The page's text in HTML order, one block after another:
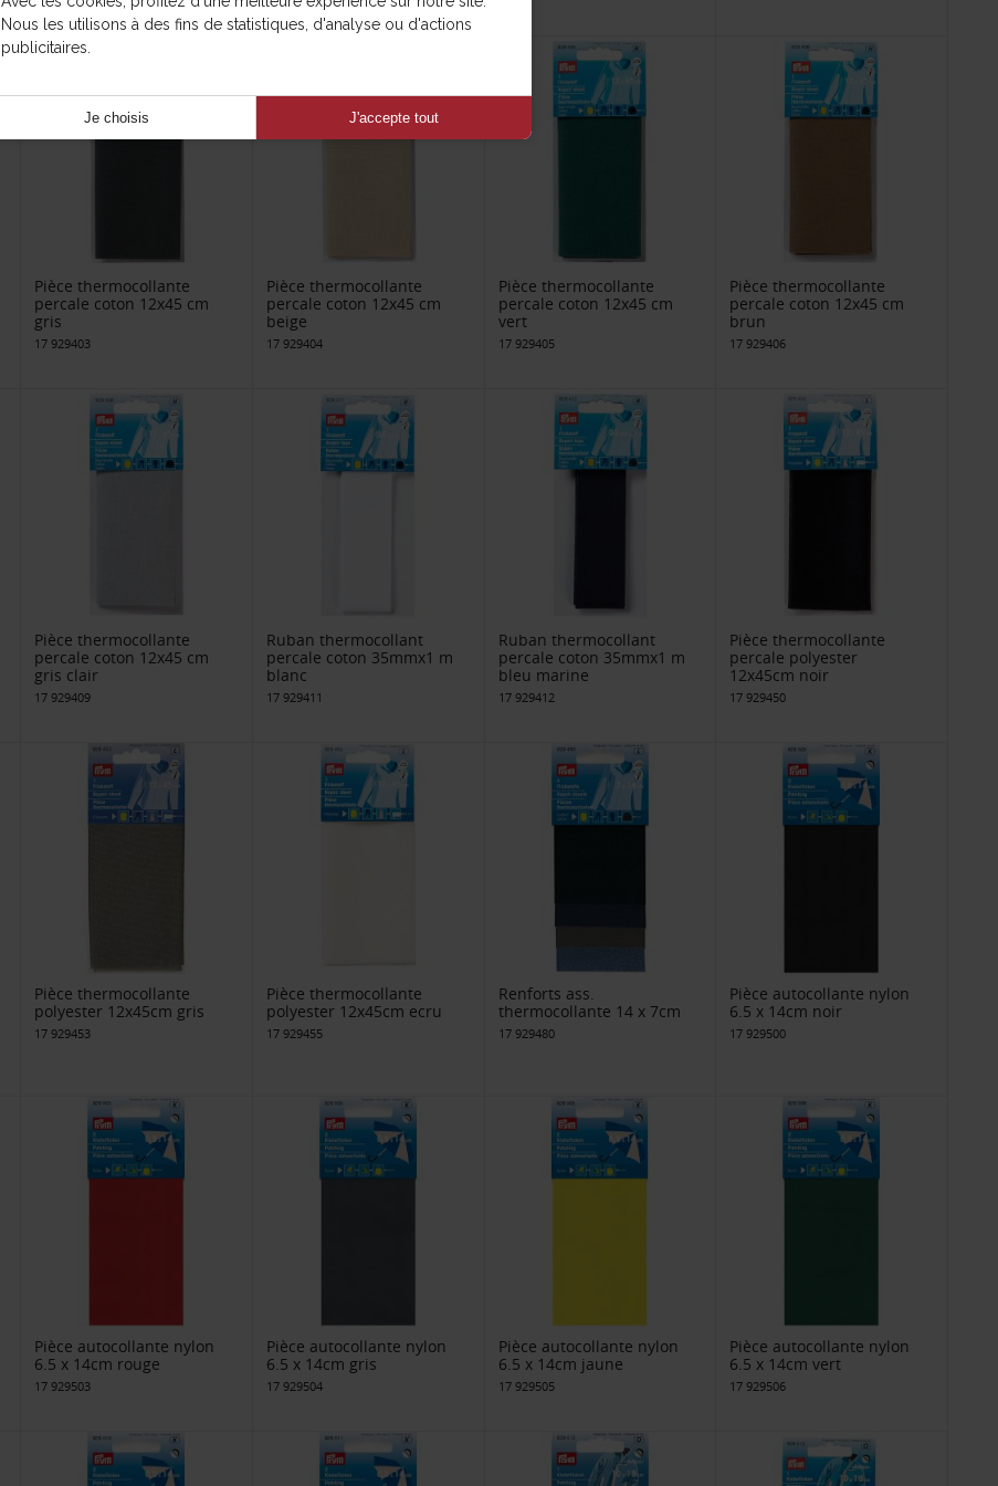
Pièce thermocollante
percale coton 12x45 cm
gris
17 929403
Pièce thermocollante
percale coton 12x45 cm
beige
17 929404
Pièce thermocollante
percale coton 12x45 cm
vert
17 929405
Pièce thermocollante
percale coton 12x45 cm
brun
17 929406
Pièce thermocollante
percale coton 12x45 cm
gris clair
17 929409
Ruban thermocollant
percale coton 35mmx1 m
blanc
17 929411
Ruban thermocollant
percale coton 35mmx1 m
bleu marine
17 929412
Pièce thermocollante
percale polyester
12x45cm noir
17 929450
Pièce thermocollante
polyester 12x45cm gris
17 929453
Pièce thermocollante
polyester 12x45cm ecru
17 929455
Renforts ass.
thermocollante 14 x 7cm
17 929480
Pièce autocollante nylon
6.5 x 14cm noir
17 929500
Pièce autocollante nylon
6.5 x 14cm rouge
17 929503
Pièce autocollante nylon
6.5 x 14cm gris
17 929504
Pièce autocollante nylon
6.5 x 14cm jaune
17 929505
Pièce autocollante nylon
6.5 x 14cm vert
17 929506
Nous les utilisons à des fins de statistiques, d'analyse ou d'actions
publicitaires.
Je choisis J'accepte tout